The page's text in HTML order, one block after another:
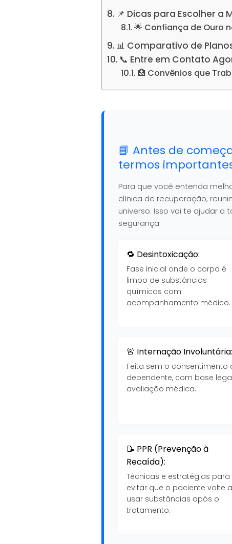
📌 Dicas para Escolher a
🌟 Confiança de Ouro
📊 Comparativo de
📞 Entre em Contato
🏥 Convênios que
📘 Antes de
termos
Para que você entenda
clínica de recuperação,
universo. Isso vai te ajudar a
segurança:
🔁 Desintoxicação:
Fase inicial onde o corpo é
limpo de substâncias
químicas com
acompanhamento médico.
🚨 Internação Involuntária:
Feita sem o consentimento
dependente, com base
avaliação médica.
📝 PPR (Prevenção à
Recaída):
Técnicas e estratégias para
evitar que o paciente volte a
usar substâncias após o
tratamento.